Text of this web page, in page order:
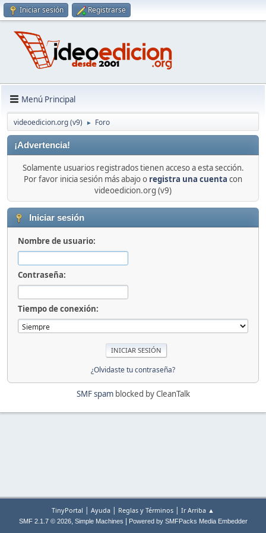
Iniciar sesión Registrarse
Menú Principal
videoedicion.org (v9) ► Foro
¡Advertencia!
Solamente usuarios registrados tienen acceso a esta sección.
Por favor inicia sesión más abajo o registra una cuenta con
videoedicion.org (v9)
Iniciar sesión
Nombre de usuario:
Contraseña:
Tiempo de conexión:
¿Olvidaste tu contraseña?
SMF spamblocked by CleanTalk
TinyPortal | Ayuda | Reglas y Términos | Ir Arriba ▲
SMF 2.1.7 © 2026, Simple Machines Powered by SMFPacks Media Embedder